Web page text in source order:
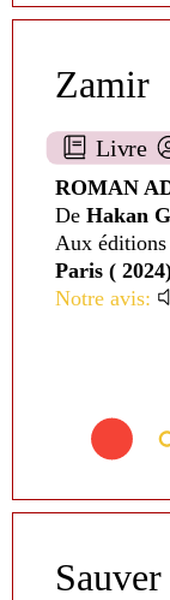
Zamir
Livre
ROMAN
De Hakan
Aux éditions
Paris (
Notre avis: